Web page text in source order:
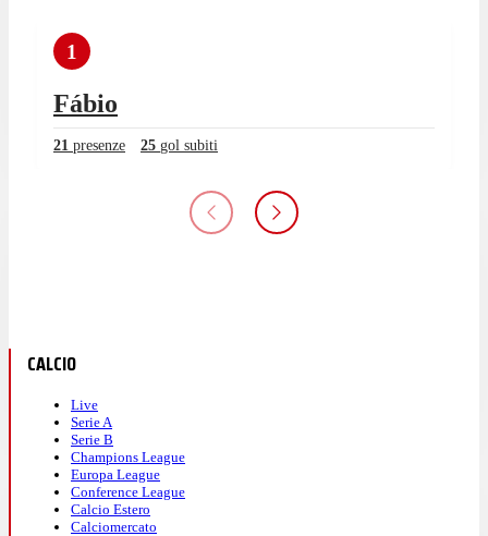
1
Fábio
21 presenze 25 gol subiti
CALCIO
Live
Serie A
Serie B
Champions League
Europa League
Conference League
Calcio Estero
Calciomercato